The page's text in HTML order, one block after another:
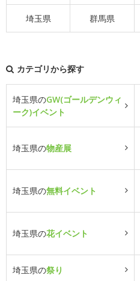
埼玉県 群馬県
カテゴリから探す
埼玉県のGW(ゴールデンウィ
ーク)イベント
埼玉県の物産展
埼玉県の無料イベント
埼玉県の花イベント
埼玉県の祭り